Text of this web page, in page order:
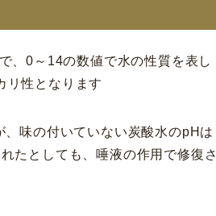
、0～14の数値で水の性質を表し
リ性となります
味の付いていない炭酸水のpHは
たとしても、唾液の作用で修復さ